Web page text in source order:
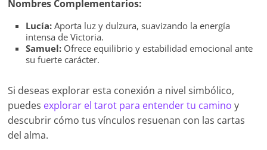
Nombres Complementarios:
Lucía: Aporta luz y dulzura, suavizando la energía
intensa de Victoria.
Samuel: Ofrece equilibrio y estabilidad emocional ante
su fuerte carácter.
Si deseas explorar esta conexión a nivel simbólico,
puedes explorar el tarot para entender tu camino y
descubrir cómo tus vínculos resuenan con las cartas
del alma.